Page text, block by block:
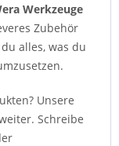
Werkzeuge
Zubehör
alles, was du
Unsere
Schreibe